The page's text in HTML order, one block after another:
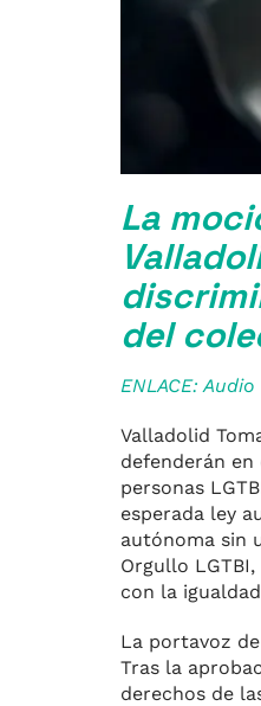
La
del
ENLACE:
Valladolid
defenderán
personas
esperada ley
autónoma sin
Orgullo
con la
La portavoz
Tras la
derechos de